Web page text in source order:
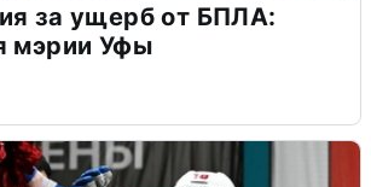
за ущерб от БПЛА:
мэрии Уфы